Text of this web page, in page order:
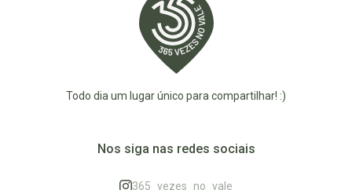
Todo dia um lugar único para compartilhar! :)
Nos siga nas redes sociais
365_vezes_no_vale